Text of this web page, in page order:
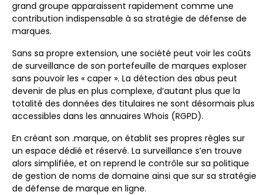
grand groupe apparaissent rapidement comme une
contribution indispensable à sa stratégie de défense de
marques.
Sans sa propre extension, une société peut voir les coûts
de surveillance de son portefeuille de marques exploser
sans pouvoir les « caper ». La détection des abus peut
devenir de plus en plus complexe, d’autant plus que la
totalité des données des titulaires ne sont désormais plus
accessibles dans les annuaires Whois (RGPD).
En créant son .marque, on établit ses propres règles sur
un espace dédié et réservé. La surveillance s’en trouve
alors simplifiée, et on reprend le contrôle sur sa politique
de gestion de noms de domaine ainsi que sur sa stratégie
de défense de marque en ligne.